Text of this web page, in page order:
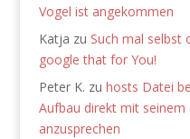
Vogel ist angekommen
Katja zu Such mal selbst
google that for You!
Peter K. zu hosts Datei
Aufbau direkt mit
anzusprechen